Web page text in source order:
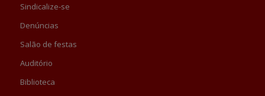
Sindicalize-se
Denúncias
Salão de festas
Auditório
Biblioteca